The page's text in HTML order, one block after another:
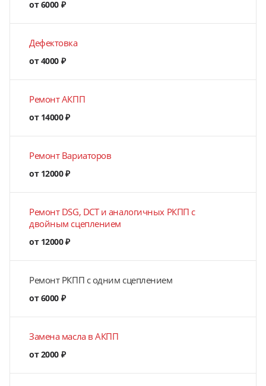
от 6000 ₽
Дефектовка
от 4000 ₽
Ремонт АКПП
от 14000 ₽
Ремонт Вариаторов
от 12000 ₽
Ремонт DSG, DCT и аналогичных РКПП с
двойным сцеплением
от 12000 ₽
Ремонт РКПП с одним сцеплением
от 6000 ₽
Замена масла в АКПП
от 2000 ₽